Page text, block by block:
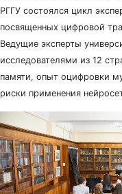
РГГУ состоялся цикл
посвященных цифровой
Ведущие эксперты
исследователями из 12
памяти, опыт оцифровки
риски применения